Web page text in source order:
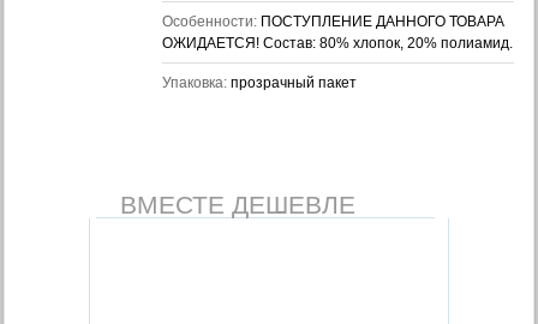
Особенности: ПОСТУПЛЕНИЕ ДАННОГО ТОВАРА
ОЖИДАЕТСЯ! Состав: 80% хлопок, 20% полиамид.
Упаковка: прозрачный пакет
ВМЕСТЕ ДЕШЕВЛЕ